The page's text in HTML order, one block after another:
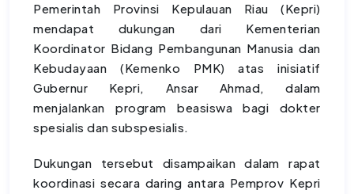
Pemerintah Provinsi Kepulauan Riau (Kepri)
mendapat dukungan dari Kementerian
Koordinator Bidang Pembangunan Manusia dan
Kebudayaan (Kemenko PMK) atas inisiatif
Gubernur Kepri, Ansar Ahmad, dalam
menjalankan program beasiswa bagi dokter
spesialis dan subspesialis.
Dukungan tersebut disampaikan dalam rapat
koordinasi secara daring antara Pemprov Kepri